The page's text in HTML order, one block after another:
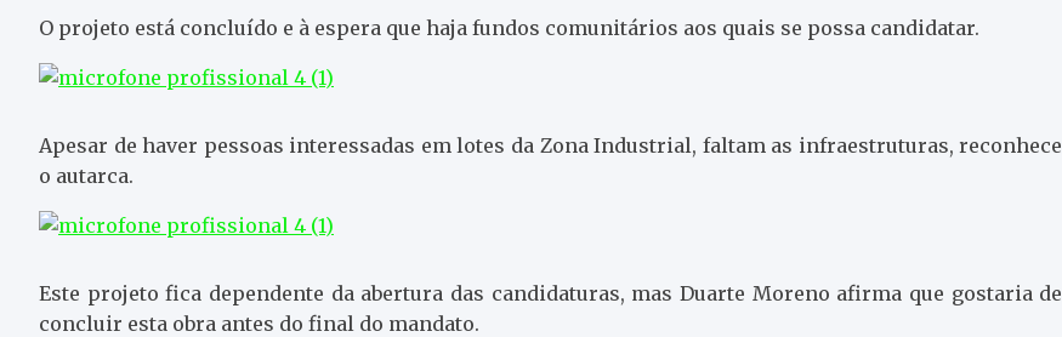
O projeto está concluído e à espera que haja fundos comunitários aos quais se possa candidatar.
Apesar de haver pessoas interessadas em lotes da Zona Industrial, faltam as infraestruturas, reconhece
o autarca.
Este projeto fica dependente da abertura das candidaturas, mas Duarte Moreno afirma que gostaria de
concluir esta obra antes do final do mandato.